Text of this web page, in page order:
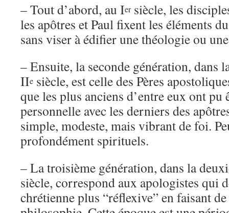
– Tout d’abord, au Iersiècle, les
les apôtres et Paul fixent les éléments
sans viser à édifier une théologie ou
– Ensuite, la seconde génération, dans
IIe siècle, est celle des Pères
que les plus anciens d’entre eux ont pu
personnelle avec les derniers des
simple, modeste, mais vibrant de foi.
profondément spirituels.
– La troisième génération, dans la
siècle, correspond aux apologistes qui
chrétienne plus “réflexive” en faisant